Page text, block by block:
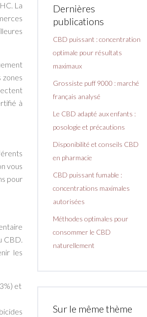
La
à
vous
pour
CBD.
les
et
Dernières
publications
CBD puissant : concentration
optimale pour résultats
maximaux
Grossiste puff 9000 : marché
français analysé
Le CBD adapté aux enfants :
posologie et précautions
Disponibilité et conseils CBD
en pharmacie
CBD puissant fumable :
concentrations maximales
autorisées
Méthodes optimales pour
consommer le CBD
naturellement
Sur le même thème